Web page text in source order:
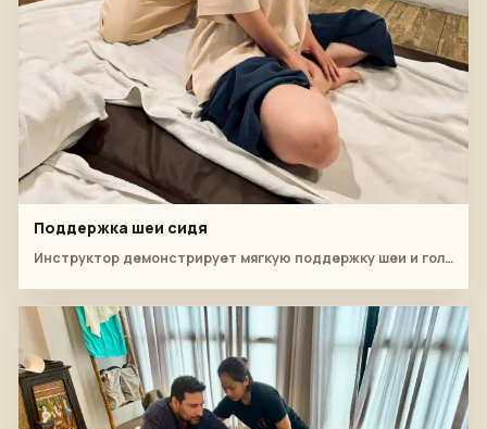
Поддержка шеи сидя
Инструктор демонстрирует мягкую поддержку шеи и головы во время мастер-класса по тайскому массажу.